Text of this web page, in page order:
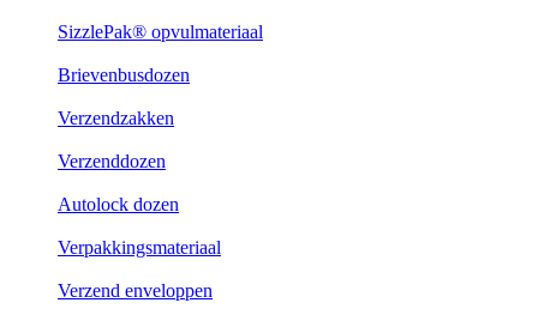
SizzlePak® opvulmateriaal
Brievenbusdozen
Verzendzakken
Verzenddozen
Autolock dozen
Verpakkingsmateriaal
Verzend enveloppen